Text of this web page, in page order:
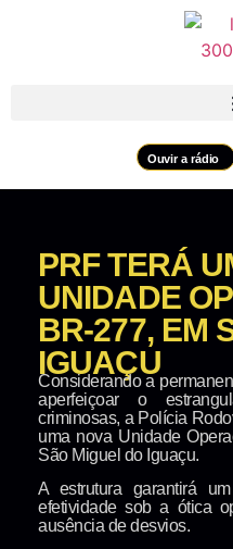
Ouvir a rádio
PRF TERÁ
UNIDADE
BR-277, EM
IGUAÇU
Considerando a
aperfeiçoar o
criminosas, a Polícia
uma nova Unidade
São Miguel do Iguaçu.
A estrutura garantirá
efetividade sob a ótica
ausência de desvios.